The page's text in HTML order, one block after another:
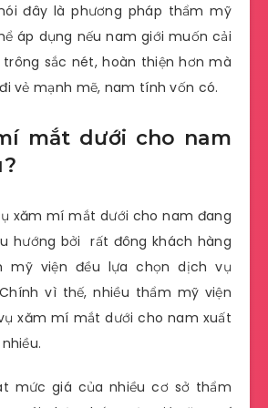
đây là phương pháp thẩm mỹ
áp dụng nếu nam giới muốn cải
sắc nét, hoàn thiện hơn mà
vẻ mạnh mẽ, nam tính vốn có.
mắt dưới cho nam
xăm mí mắt dưới cho nam đang
hướng bởi rất đông khách hàng
mỹ viện đều lựa chọn dịch vụ
vì thế, nhiều thẩm mỹ viện
xăm mí mắt dưới cho nam xuất
mức giá của nhiều cơ sở thẩm